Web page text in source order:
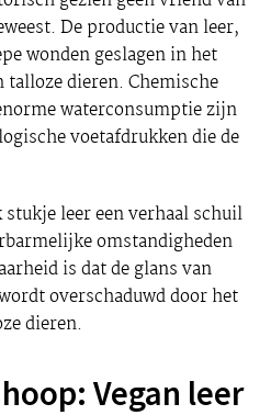
De productie van leer,
wonden geslagen in het
dieren. Chemische
waterconsumptie zijn
voetafdrukken die de
leer een verhaal schuil
omstandigheden
is dat de glans van
overschaduwd door het
dieren.
Vegan leer